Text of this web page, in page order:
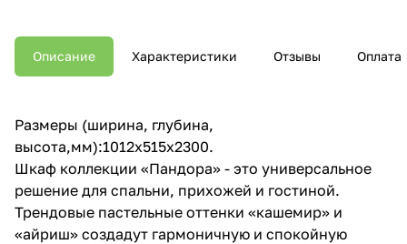
Описание Характеристики Отзывы Оплата
Размеры (ширина, глубина,
высота,мм):1012x515x2300.
Шкаф коллекции «Пандора» - это универсальное
решение для спальни, прихожей и гостиной.
Трендовые пастельные оттенки «кашемир» и
«айриш» создадут гармоничную и спокойную